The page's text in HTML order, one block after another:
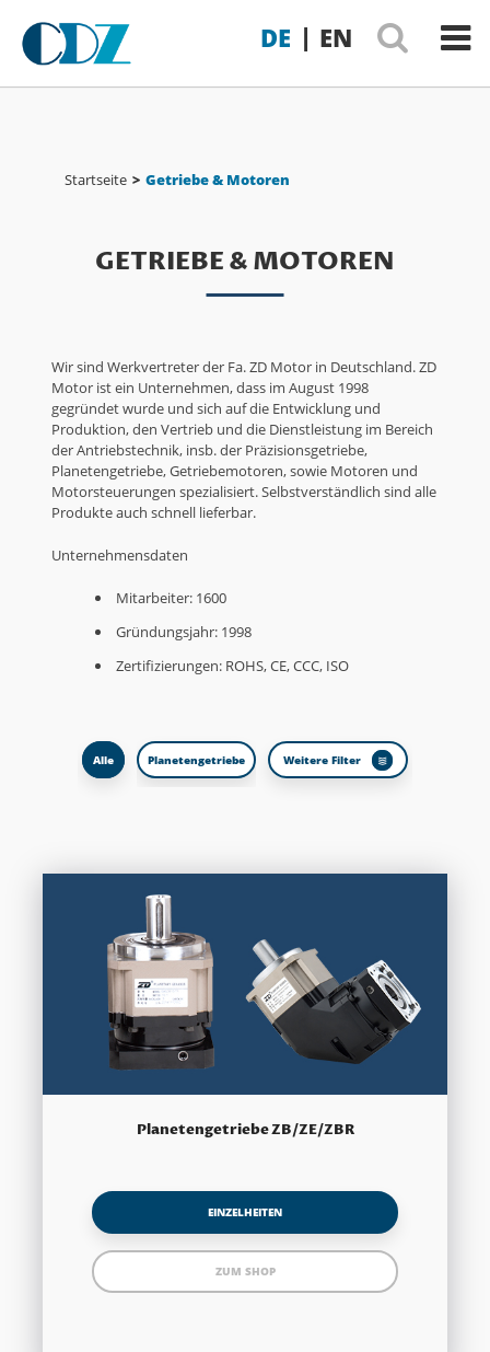
DE | EN
Startseite > Getriebe & Motoren
GETRIEBE & MOTOREN
Wir sind Werkvertreter der Fa. ZD Motor in Deutschland. ZD
Motor ist ein Unternehmen, dass im August 1998
gegründet wurde und sich auf die Entwicklung und
Produktion, den Vertrieb und die Dienstleistung im Bereich
der Antriebstechnik, insb. der Präzisionsgetriebe,
Planetengetriebe, Getriebemotoren, sowie Motoren und
Motorsteuerungen spezialisiert. Selbstverständlich sind alle
Produkte auch schnell lieferbar.
Unternehmensdaten
Mitarbeiter: 1600
Gründungsjahr: 1998
Zertifizierungen: ROHS, CE, CCC, ISO
Alle Planetengetriebe Weitere Filter
Planetengetriebe ZB/ZE/ZBR
EINZELHEITEN
ZUM SHOP